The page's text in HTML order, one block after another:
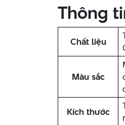
Thông
Chất liệu
Màu sắc
Kích thước